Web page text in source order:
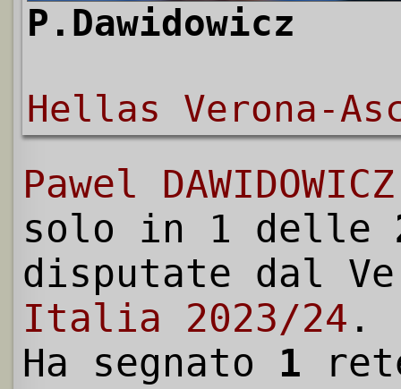
P.Dawidowicz
Hellas Verona-
Pawel DAWIDOWICZ
solo in 1 delle
disputate dal
Italia 2023/24 .
Ha segnato 1